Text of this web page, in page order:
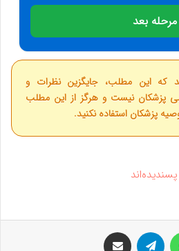
مرحله بعد
که این مطلب، جایگزین نظرات و
پزشکان نیست و هرگز از این مطلب
پزشکان استفاده نکنید.